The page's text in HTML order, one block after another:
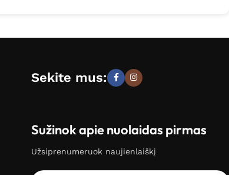
Sekite mus:
Sužinok apie nuolaidas pirmas
Užsiprenumeruok naujienlaiškį